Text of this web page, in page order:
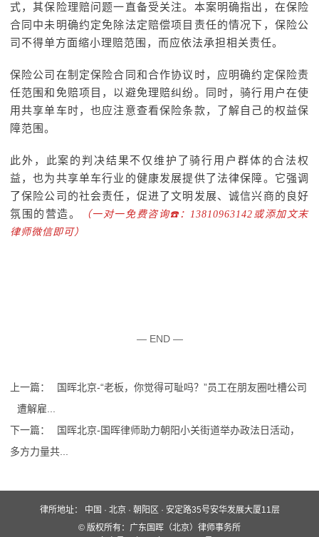
式，其保险理赔问题一直备受关注。本案明确指出，在保险
合同中未明确约定免除法定赔偿项目责任的情况下，保险公
司不得单方面缩小理赔范围，而应依法承担相关责任。
保险公司在制定保险合同和合作协议时，应明确约定保险责
任范围和免赔项目，以避免理赔纠纷。同时，骑行用户在使
用共享单车时，也应注意查看保险条款，了解自己的权益保
障范围。
此外，此案的判决结果不仅维护了骑行用户群体的合法权
益，也为共享单车行业的健康发展提供了法律保障。它强调
了保险公司的社会责任，促进了文明发展、诚信兴商的良好
氛围的营造。
（一对一免费咨询☎️：13810963142或添加文末
律师微信即可）
— END —
上一篇：
国晖北京-“老板，你觉得可耻吗？”员工在朋友圈吐槽公司
遭解雇...
下一篇：
国晖北京-国晖律师助力朝阳小关街道举办政法日活动，
多方力量共...
律所地址： 中国 · 北京 · 朝阳区 · 安定路35号安华发展大厦11层
业务领域 国晖团队
© 版权所有：广东国晖（北京）律师事务所